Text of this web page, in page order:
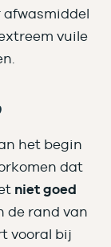
afwasmiddel
vuile
het begin
dat
niet goed
de rand van
vooral bij